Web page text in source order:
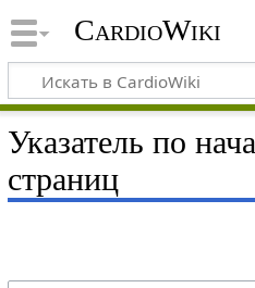
CardioWiki
Указатель по
страниц